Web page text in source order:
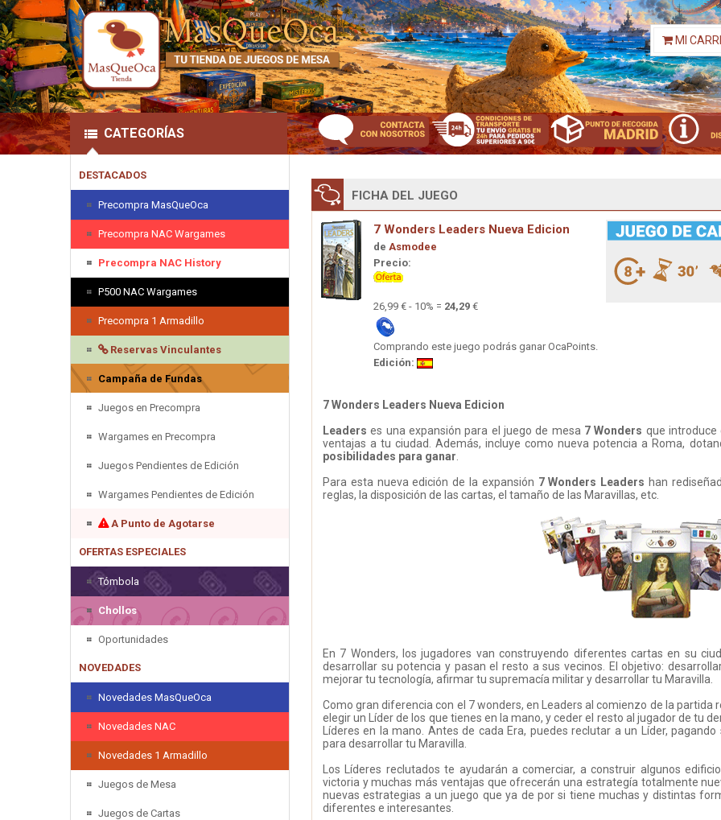
MI
CATEGORÍAS
DESTACADOS
Precompra MasQueOca
Precompra NAC Wargames
Precompra NAC History
P500 NAC Wargames
Precompra 1 Armadillo
Reservas Vinculantes
Campaña de Fundas
Juegos en Precompra
Wargames en Precompra
Juegos Pendientes de Edición
Wargames Pendientes de Edición
A Punto de Agotarse
OFERTAS ESPECIALES
Tómbola
Chollos
Oportunidades
NOVEDADES
Novedades MasQueOca
Novedades NAC
Novedades 1 Armadillo
Juegos de Mesa
Juegos de Cartas
FICHA DEL JUEGO
7 Wonders Leaders Nueva Edicion
de Asmodee
Precio:
26,99 € - 10% = 24,29 €
Comprando este juego podrás ganar OcaPoints.
Edición:
7 Wonders Leaders Nueva Edicion
Leaders es una expansión para el juego de mesa 7 Wonders que introduce
ventajas a tu ciudad. Además, incluye como nueva potencia a Roma,
posibilidades para ganar
Para esta nueva edición de la expansión 7 Wonders Leaders han
reglas, la disposición de las cartas, el tamaño de las Maravillas, etc.
En 7 Wonders, los jugadores van construyendo diferentes cartas en su
desarrollar su potencia y pasan el resto a sus vecinos. El objetivo:
mejorar tu tecnología, afirmar tu supremacía militar y desarrollar tu Maravilla.
Como gran diferencia con el 7 wonders, en Leaders al comienzo de la partida
elegir un Líder de los que tienes en la mano, y ceder el resto al jugador de tu
Líderes en la mano. Antes de cada Era, puedes reclutar a un Líder,
para desarrollar tu Maravilla.
Los Líderes reclutados te ayudarán a comerciar, a construir algunos
victoria y muchas más ventajas que ofrecerán una estrategía totalmente
nuevas estrategias a un juego que ya de por si tiene muchas y distintas
diferentes e interesantes.